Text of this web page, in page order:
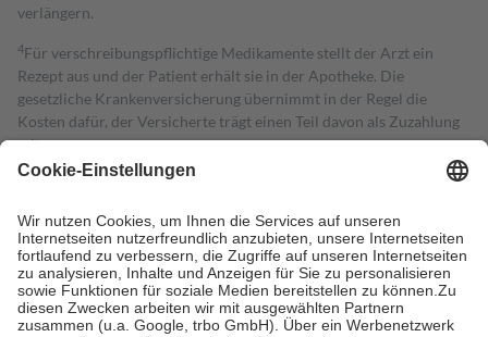
verlängern.
4Für verschreibungspflichtige Medikamente stellt der Arzt ein
Rezept aus und der Patient erhält sie in der Apotheke. Die
gesetzliche Krankenversicherung übernimmt in der Regel die
Kosten dafür, der Versicherte trägt einen Teil davon als Zuzahlung
mit.
Grundsätzlich leisten Mitglieder Zuzahlungen in Höhe von zehn
höchstens zehn Euro.
Es sind jedoch nie mehr als die tatsächlichen
Kosten der Leistung zu entrichten.
Diese Regeln gelten grundsätzlich auch für Online-Apotheken.
Bei Heilmitteln und häuslicher Krankenpflege beträgt die
Zuzahlung zehn Prozent der Kosten sowie zehn Euro je
Verordnung.